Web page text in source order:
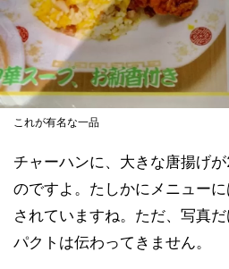
これが有名な一品
チャーハンに、大きな唐揚げ
のですよ。たしかにメニュー
されていますね。ただ、写真
パクトは伝わってきません。